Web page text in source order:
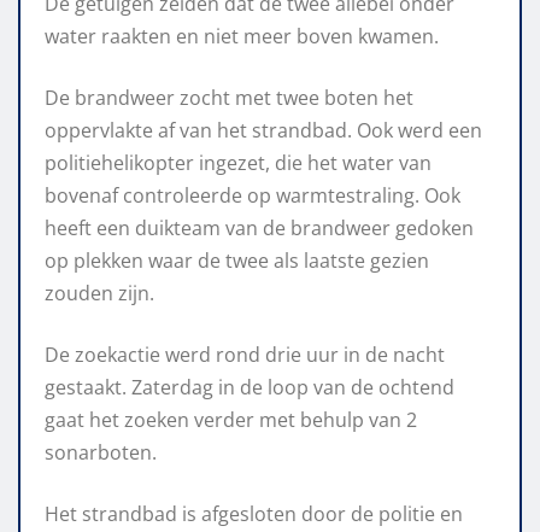
water raakten en niet meer boven kwamen.
De brandweer zocht met twee boten het
oppervlakte af van het strandbad. Ook werd een
politiehelikopter ingezet, die het water van
bovenaf controleerde op warmtestraling. Ook
heeft een duikteam van de brandweer gedoken
op plekken waar de twee als laatste gezien
zouden zijn.
De zoekactie werd rond drie uur in de nacht
gestaakt. Zaterdag in de loop van de ochtend
gaat het zoeken verder met behulp van 2
sonarboten.
Het strandbad is afgesloten door de politie en